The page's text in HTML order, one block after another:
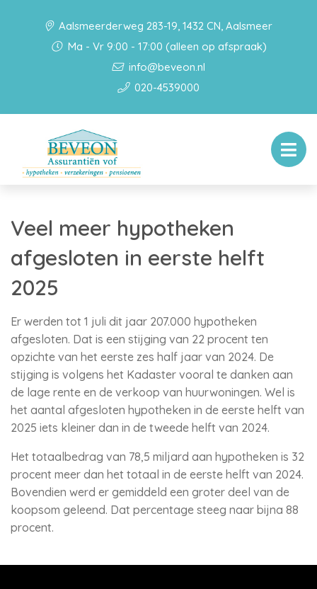
Aalsmeerderweg 283-19, 1432 CN, Aalsmeer
Ma - Vr 9:00 - 17:00 (alleen op afspraak)
info@beveon.nl
020-4539000
Veel meer hypotheken
afgesloten in eerste helft
2025
Er werden tot 1 juli dit jaar 207.000 hypotheken
afgesloten. Dat is een stijging van 22 procent ten
opzichte van het eerste zes half jaar van 2024. De
stijging is volgens het Kadaster vooral te danken aan
de lage rente en de verkoop van huurwoningen. Wel is
het aantal afgesloten hypotheken in de eerste helft van
2025 iets kleiner dan in de tweede helft van 2024.
Het totaalbedrag van 78,5 miljard aan hypotheken is 32
procent meer dan het totaal in de eerste helft van 2024.
Bovendien werd er gemiddeld een groter deel van de
koopsom geleend. Dat percentage steeg naar bijna 88
procent.